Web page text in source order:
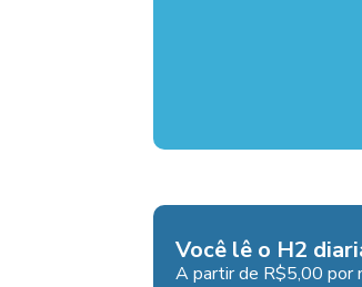
Você lê o H2
A partir de R$5,00 por